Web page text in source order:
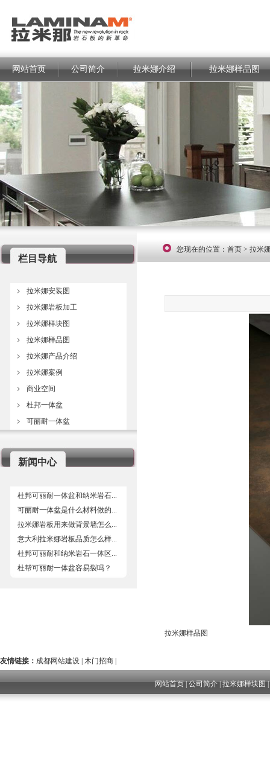
网站首页 公司简介 拉米娜介绍 拉米娜样品图
栏目导航
拉米娜安装图
拉米娜岩板加工
拉米娜样块图
拉米娜样品图
拉米娜产品介绍
拉米娜案例
商业空间
杜邦一体盆
可丽耐一体盆
新闻中心
杜邦可丽耐一体盆和纳米岩石...
可丽耐一体盆是什么材料做的...
拉米娜岩板用来做背景墙怎么...
意大利拉米娜岩板品质怎么样...
杜邦可丽耐和纳米岩石一体区...
杜帮可丽耐一体盆容易裂吗？
您现在的位置： 首页 > 拉米
拉米娜样品图
友情链接： 成都网站建设 | 木门招商 |
网站首页|公司简介|拉米娜样块图|